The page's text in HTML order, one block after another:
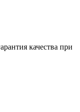
качества при